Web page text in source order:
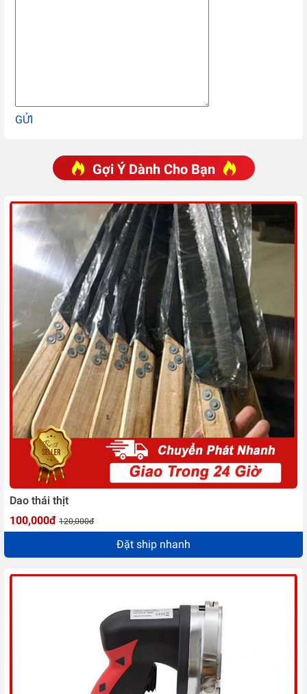
GỬI
Gợi Ý Dành Cho Bạn
Dao thái thịt
100,000đ 120,000đ
Đặt ship nhanh